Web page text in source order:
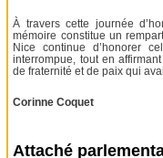
À travers cette journée
mémoire constitue un
Nice continue d’honorer
interrompue, tout en
de fraternité et de paix qui
Corinne Coquet
Attaché